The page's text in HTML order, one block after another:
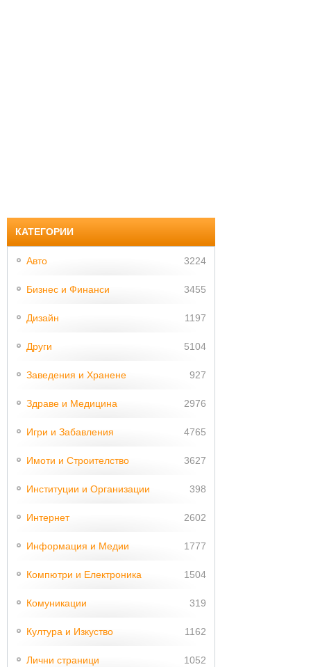
КАТЕГОРИИ
Авто 3224
Бизнес и Финанси 3455
Дизайн 1197
Други 5104
Заведения и Хранене 927
Здраве и Медицина 2976
Игри и Забавления 4765
Имоти и Строителство 3627
Институции и Организации 398
Интернет 2602
Информация и Медии 1777
Компютри и Електроника 1504
Комуникации 319
Култура и Изкуство 1162
Лични страници 1052